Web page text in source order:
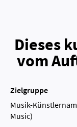
Dieses
vom
Zielgruppe
Musik-
Music)